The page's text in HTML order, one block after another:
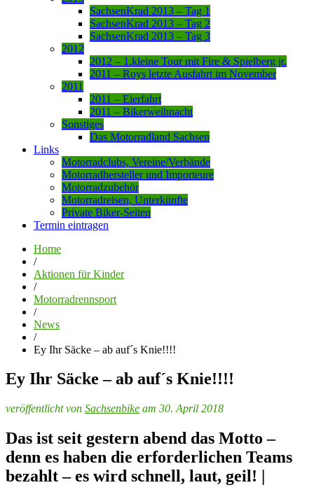
SachsenKrad 2013 – Tag 1
SachsenKrad 2013 – Tag 2
SachsenKrad 2013 – Tag 3
2012
2012 – 1.kleine Tour mit Fire & Spielberg jr.
2011 – Roys letzte Ausfahrt im November
2011
2011 – Eierfahrt
2011 – Bikerweihnacht
Sonstiges
Das Motorradland Sachsen
Links
Motorradclubs, Vereine/Verbände
Motorradhersteller und Importeure
Motorradzubehör
Motorradreisen, Unterkünfte
Private Biker-Seiten
Termin eintragen
Home
/
Aktionen für Kinder
/
Motorradrennsport
/
News
/
Ey Ihr Säcke – ab auf´s Knie!!!!
Ey Ihr Säcke – ab auf´s Knie!!!!
veröffentlicht von Sachsenbike am 30. April 2018
Das ist seit gestern abend das Motto –
denn es haben die erforderlichen Teams
bezahlt – es wird schnell, laut, geil! |